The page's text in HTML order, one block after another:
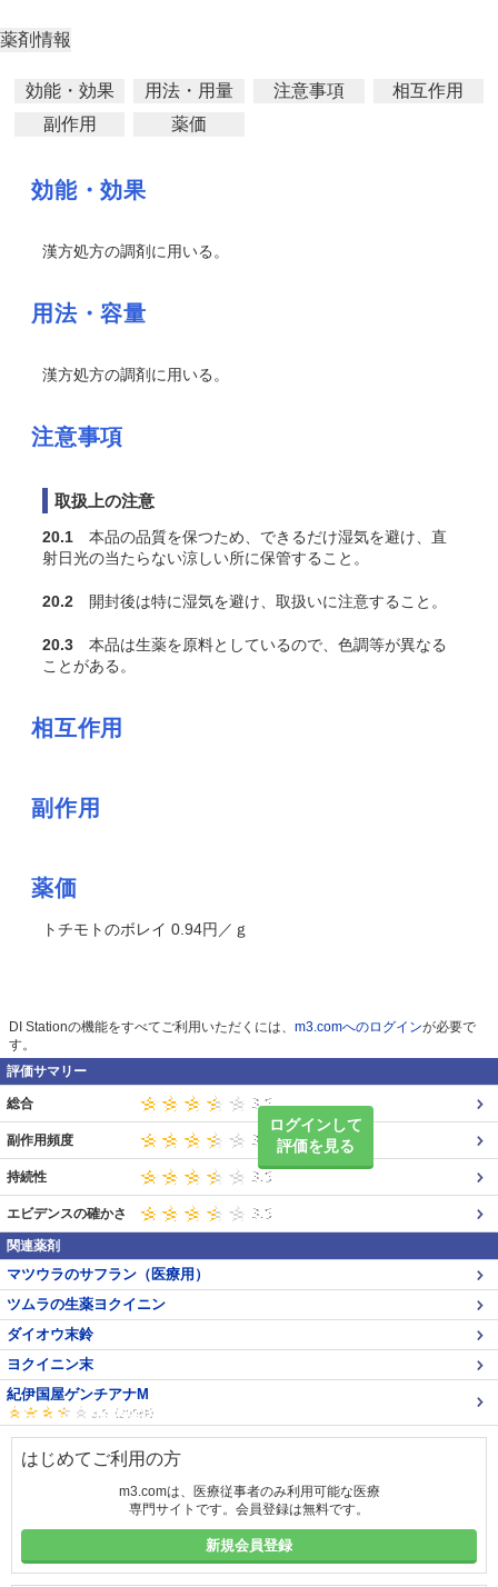
薬剤情報
効能・効果 用法・用量 注意事項
相互作用
副作用
薬価
効能・効果
漢方処方の調剤に用いる。
用法・容量
漢方処方の調剤に用いる。
注意事項
取扱上の注意
20.1 本品の品質を保つため、できるだけ湿気を避け、直
射日光の当たらない涼しい所に保管すること。
20.2 開封後は特に湿気を避け、取扱いに注意すること。
20.3 本品は生薬を原料としているので、色調等が異なる
ことがある。
相互作用
副作用
薬価
トチモトのボレイ 0.94円／ｇ
DI Stationの機能をすべてご利用いただくには、 m3.comへのログインが必要で
す。
評価サマリー
ログインして
評価を見る
総合
副作用頻度
持続性
エビデンスの確かさ
関連薬剤
マツウラのサフラン（医療用）
ツムラの生薬ヨクイニン
ダイオウ末鈴
ヨクイニン末
紀伊国屋ゲンチアナM
はじめてご利用の方
m3.comは、医療従事者のみ利用可能な医療
専門サイトです。会員登録は無料です。
新規会員登録